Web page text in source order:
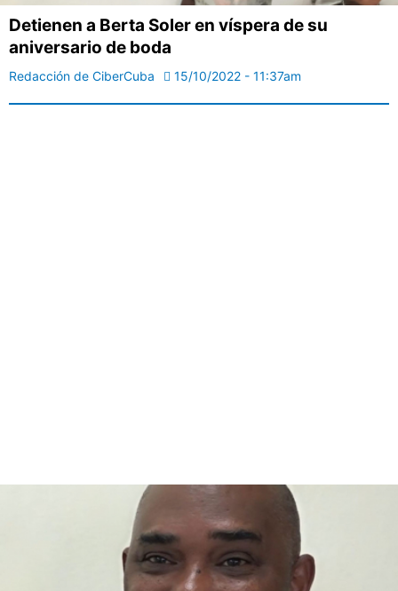
Detienen a Berta Soler en víspera de su
aniversario de boda
Redacción de CiberCuba 15/10/2022 - 11:37am